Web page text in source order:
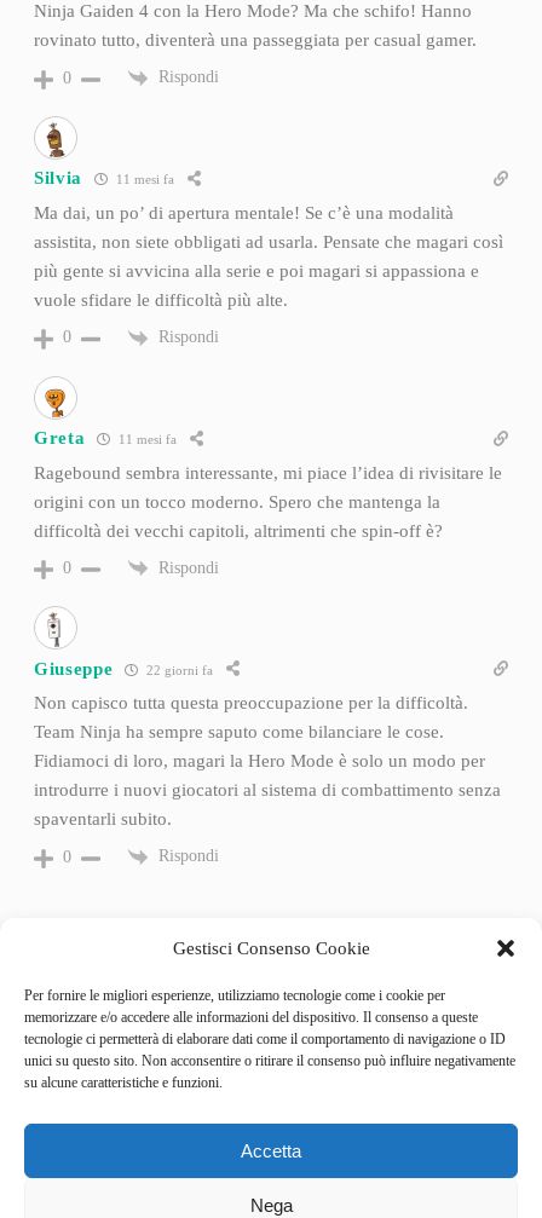
Gestisci Consenso Cookie
Per fornire le migliori esperienze, utilizziamo tecnologie come i cookie per
memorizzare e/o accedere alle informazioni del dispositivo. Il consenso a queste
tecnologie ci permetterà di elaborare dati come il comportamento di navigazione o ID
unici su questo sito. Non acconsentire o ritirare il consenso può influire negativamente
su alcune caratteristiche e funzioni.
Accetta
Nega
Ninja Gaiden 4 con la Hero Mode? Ma che schifo! Hanno
rovinato tutto, diventerà una passeggiata per casual gamer.
0 Rispondi
Silvia 11 mesi fa
Ma dai, un po’ di apertura mentale! Se c’è una modalità
assistita, non siete obbligati ad usarla. Pensate che magari così
più gente si avvicina alla serie e poi magari si appassiona e
vuole sfidare le difficoltà più alte.
0 Rispondi
Greta 11 mesi fa
Ragebound sembra interessante, mi piace l’idea di rivisitare le
origini con un tocco moderno. Spero che mantenga la
difficoltà dei vecchi capitoli, altrimenti che spin-off è?
0 Rispondi
Giuseppe 22 giorni fa
Non capisco tutta questa preoccupazione per la difficoltà.
Team Ninja ha sempre saputo come bilanciare le cose.
Fidiamoci di loro, magari la Hero Mode è solo un modo per
introdurre i nuovi giocatori al sistema di combattimento senza
spaventarli subito.
0 Rispondi
Categories